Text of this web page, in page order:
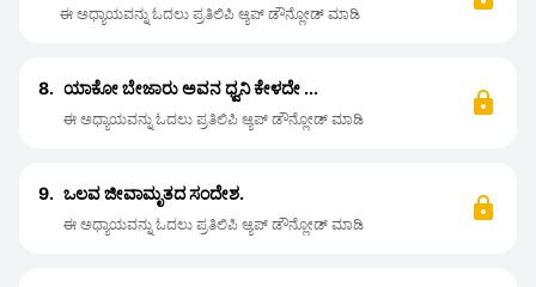
ಈ ಅಧ್ಯಾಯವನ್ನು ಓದಲು ಪ್ರತಿಲಿಪಿ ಆ್ಯಪ್ ಡೌನ್ಲೋಡ್ ಮಾಡಿ
8. ಯಾಕೋ ಬೇಜಾರು ಅವನ ಧ್ವನಿ ಕೇಳದೇ ...
ಈ ಅಧ್ಯಾಯವನ್ನು ಓದಲು ಪ್ರತಿಲಿಪಿ ಆ್ಯಪ್ ಡೌನ್ಲೋಡ್ ಮಾಡಿ
9. ಒಲವ ಜೀವಾಮೃತದ ಸಂದೇಶ.
ಈ ಅಧ್ಯಾಯವನ್ನು ಓದಲು ಪ್ರತಿಲಿಪಿ ಆ್ಯಪ್ ಡೌನ್ಲೋಡ್ ಮಾಡಿ